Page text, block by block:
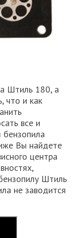
Штиль 180, а
что и как
все и
бензопила
Вы найдете
центра
Штиль
не заводится